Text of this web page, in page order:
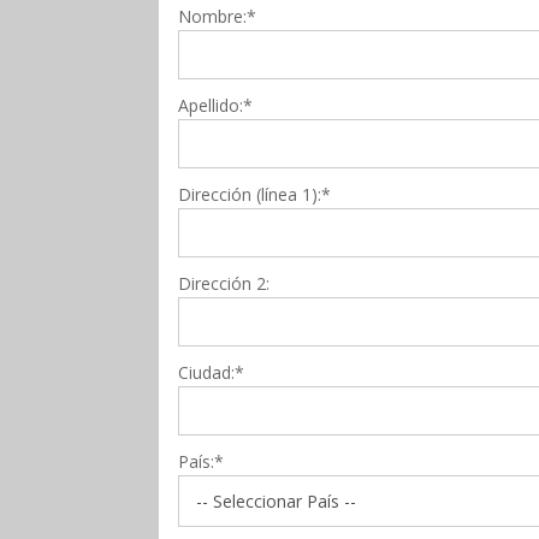
Nombre:*
Apellido:*
Dirección (línea 1):*
Dirección 2:
Ciudad:*
País:*